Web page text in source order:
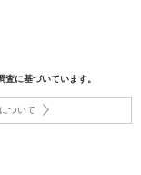
に基づいています。
ついて